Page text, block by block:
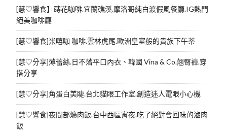
[慧♡響食】蒔花咖啡.宜蘭礁溪.摩洛哥純白渡假風餐廳.IG熱門
絕美咖啡廳
[慧♡響食]米嘻咖 咖啡.雲林虎尾.歐洲皇室般的貴族下午茶
[慧♡分享]薄蕾絲.日不落平口內衣、韓國 Vina & Co.翹臀褲.穿
搭分享
[慧♡分享]角蛋白美睫.台北貓眼工作室.創造迷人電眼小心機
[慧♡響食]夜間部爌肉飯.台中西區宵夜.吃了絕對會回味的滷肉
飯